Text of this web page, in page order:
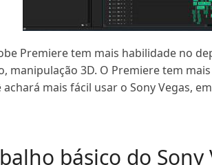
Premiere tem mais habilidade no
manipulação 3D. O Premiere tem
achará mais fácil usar o Sony Vegas,
básico do